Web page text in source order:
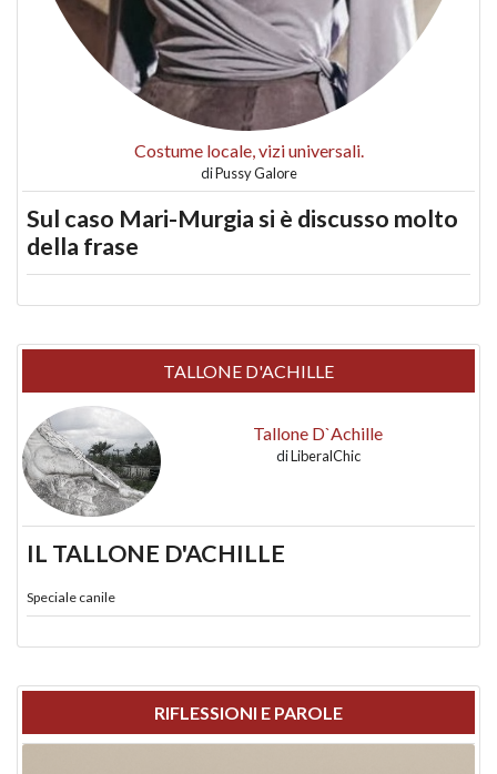
Costume locale, vizi universali.
diPussy Galore
Sul caso Mari-Murgia si è discusso molto
della frase
TALLONE D'ACHILLE
Tallone D`Achille
diLiberalChic
IL TALLONE D'ACHILLE
Speciale canile
RIFLESSIONI E PAROLE